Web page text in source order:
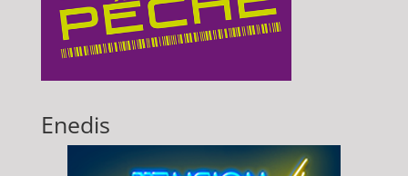
Enedis